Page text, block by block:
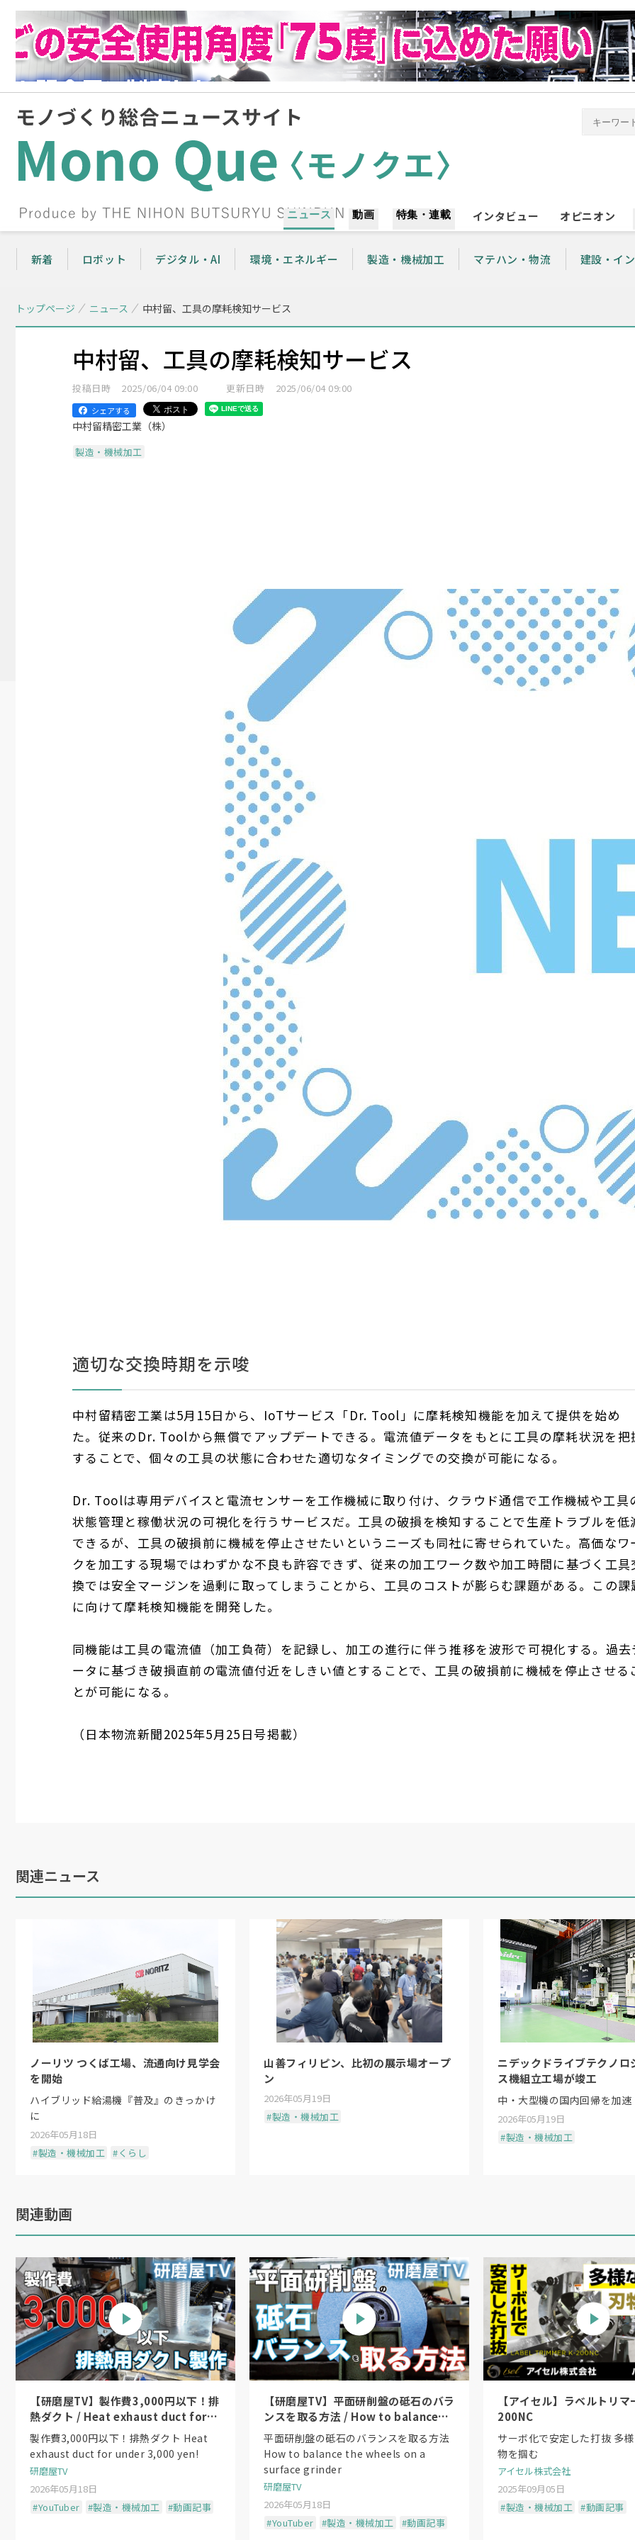
ニュース 動画 特集・連載 インタビュー オピニオン
新着 ロボット デジタル・AI 環境・エネルギー 製造・機械加工 マテハン・物流 建設・イ
トップページ ニュース 中村留、工具の摩耗検知サービス
中村留、工具の摩耗検知サービス
投稿日時 2025/06/04 09:00 更新日時 2025/06/04 09:00
シェアする
中村留精密工業（株）
製造・機械加工
適切な交換時期を示唆
中村留精密工業は5月 15日から、 IoTサービス「Dr. Tool」に摩耗検知機能を加えて提供を始め
た。従来の Dr. Toolから無償でアップデートできる。電流値データをもとに工具の摩耗状況を把
することで、個々の工具の状態に合わせた適切なタイミングでの交換が可能になる。
Dr. Toolは専用デバイスと電流センサーを工作機械に取り付け、クラウド通信で工作機械や工具
状態管理と稼働状況の可視化を行うサービスだ。工具の破損を検知することで生産トラブルを低
できるが、工具の破損前に機械を停止させたいというニーズも同社に寄せられていた。高価なワ
クを加工する現場ではわずかな不良も許容できず、従来の加工ワーク数や加工時間に基づく工具
換では安全マージンを過剰に取ってしまうことから、工具のコストが膨らむ課題がある。この課
に向けて摩耗検知機能を開発した。
同機能は工具の電流値（加工負荷）を記録し、加工の進行に伴う推移を波形で可視化する。過去
ータに基づき破損直前の電流値付近をしきい値とすることで、工具の破損前に機械を停止させる
とが可能になる。
（日本物流新聞2025年5月 25 日号掲載）
関連ニュース
ノーリツ つくば工場、流通向け見学会
を開始
ハイブリッド給湯機『普及』のきっかけ
に
2026年05月18日
#製造・機械加工 #くらし
山善フィリピン、比初の展示場オープ
ン
2026年05月19日
#製造・機械加工
ニデックドライブテクノロ
ス機組立工場が竣工
中・大型機の国内回帰を加速
2026年05月19日
#製造・機械加工
関連動画
【研磨屋TV】製作費3,000円以下！排
熱ダクト / Heat exhaust duct for
under 3,000 yen!
製作費3,000円以下！排熱ダクト Heat
exhaust duct for under 3,000 yen!
研磨屋TV
2026年05月18日
#YouTuber
#製造・機械加工 #動画記事
【研磨屋TV】平面研削盤の砥石のバラ
ンスを取る方法 / How to balance
the wheels on a surface grinder
平面研削盤の砥石のバランスを取る方法
How to balance the wheels on a
surface grinder
研磨屋TV
2026年05月18日
#YouTuber
#製造・機械加工 #動画記事
【アイセル】ラベルトリ
200NC
サーボ化で安定した打抜 多
物を掴む
アイセル株式会社
2025年09月05日
#製造・機械加工 #動画記事